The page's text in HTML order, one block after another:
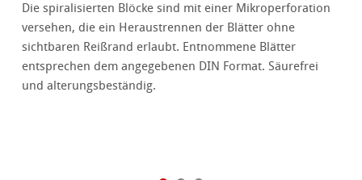
Die spiralisierten Blöcke sind mit einer Mikroperforation
versehen, die ein Heraustrennen der Blätter ohne
sichtbaren Reißrand erlaubt. Entnommene Blätter
entsprechen dem angegebenen DIN Format. Säurefrei
und alterungsbeständig.